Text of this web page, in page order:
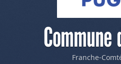
Commune
Franche-